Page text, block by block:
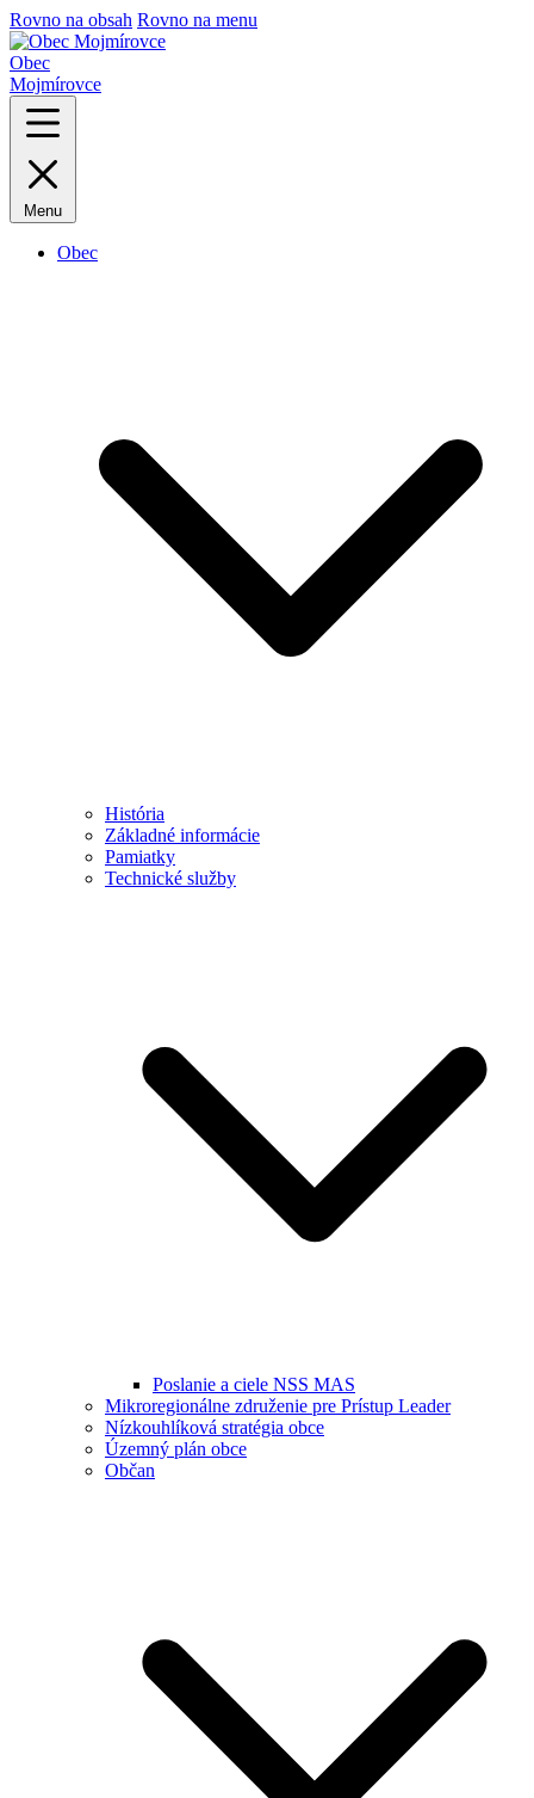
Rovno na obsah Rovno na menu
Obec
Mojmírovce
Menu
Obec
História
Základné informácie
Pamiatky
Technické služby
Poslanie a ciele NSS MAS
Mikroregionálne združenie pre Prístup Leader
Nízkouhlíková stratégia obce
Územný plán obce
Občan